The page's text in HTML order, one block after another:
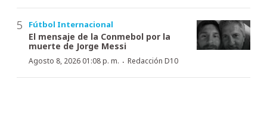
Fútbol Internacional
El mensaje de la Conmebol por la
muerte de Jorge Messi
Agosto 8, 2026 01:08 p. m. · Redacción D10